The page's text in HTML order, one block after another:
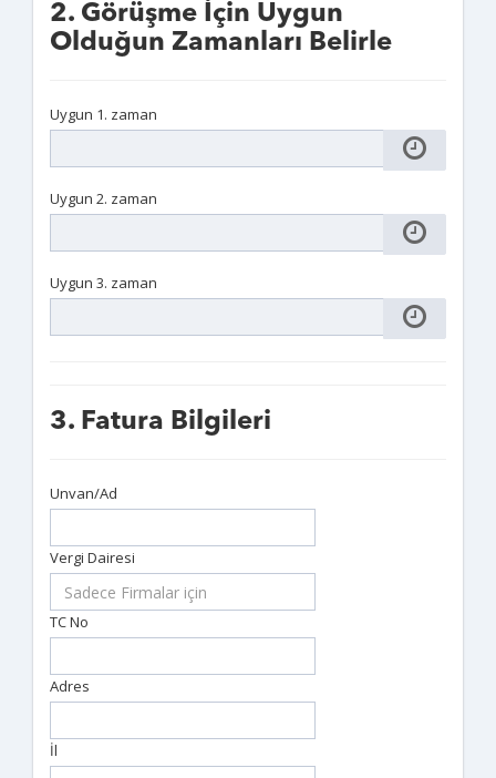
2. Görüşme İçin Uygun
Olduğun Zamanları Belirle
Uygun 1. zaman
Uygun 2. zaman
Uygun 3. zaman
3. Fatura Bilgileri
Unvan/Ad
Vergi Dairesi
TC No
Adres
İl